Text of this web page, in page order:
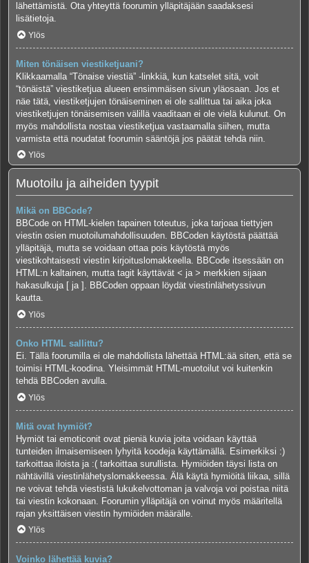
lähettämistä. Ota yhteyttä foorumin ylläpitäjään saadaksesi
lisätietoja.
Ylös
Miten tönäisen viestiketjuani?
Klikkaamalla “Tönaise viestiä” -linkkiä, kun katselet sitä, voit
“tönäistä” viestiketjua alueen ensimmäisen sivun yläosaan. Jos et
näe tätä, viestiketjujen tönäiseminen ei ole sallittua tai aika joka
viestiketjujen tönäisemisen välillä vaaditaan ei ole vielä kulunut. On
myös mahdollista nostaa viestiketjua vastaamalla siihen, mutta
varmista että noudatat foorumin sääntöjä jos päätät tehdä niin.
Ylös
Muotoilu ja aiheiden tyypit
Mikä on BBCode?
BBCode on HTML-kielen tapainen toteutus, joka tarjoaa tiettyjen
viestin osien muotoilumahdollisuuden. BBCoden käytöstä päättää
ylläpitäjä, mutta se voidaan ottaa pois käytöstä myös
viestikohtaisesti viestin kirjoituslomakkeella. BBCode itsessään on
HTML:n kaltainen, mutta tagit käyttävät < ja > merkkien sijaan
hakasulkuja [ ja ]. BBCoden oppaan löydät viestinlähetyssivun
kautta.
Ylös
Onko HTML sallittu?
Ei. Tällä foorumilla ei ole mahdollista lähettää HTML:ää siten, että se
toimisi HTML-koodina. Yleisimmät HTML-muotoilut voi kuitenkin
tehdä BBCoden avulla.
Ylös
Mitä ovat hymiöt?
Hymiöt tai emoticonit ovat pieniä kuvia joita voidaan käyttää
tunteiden ilmaisemiseen lyhyitä koodeja käyttämällä. Esimerkiksi :)
tarkoittaa iloista ja :( tarkoittaa surullista. Hymiöiden täysi lista on
nähtävillä viestinlähetyslomakkeessa. Älä käytä hymiöitä liikaa, sillä
ne voivat tehdä viestistä lukukelvottoman ja valvoja voi poistaa niitä
tai viestin kokonaan. Foorumin ylläpitäjä on voinut myös määritellä
rajan yksittäisen viestin hymiöiden määrälle.
Ylös
Voinko lähettää kuvia?